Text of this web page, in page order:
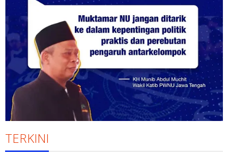
TERKINI